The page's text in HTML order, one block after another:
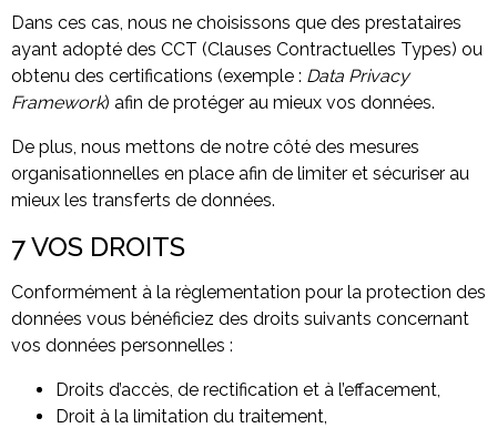
Dans ces cas, nous ne choisissons que des prestataires
ayant adopté des CCT (Clauses Contractuelles Types) ou
obtenu des certifications (exemple : Data Privacy
Framework) afin de protéger au mieux vos données.
De plus, nous mettons de notre côté des mesures
organisationnelles en place afin de limiter et sécuriser au
mieux les transferts de données.
7 VOS DROITS
Conformément à la règlementation pour la protection des
données vous bénéficiez des droits suivants concernant
vos données personnelles :
Droits d’accès, de rectification et à l’effacement,
Droit à la limitation du traitement,